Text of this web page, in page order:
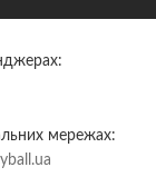
мережах: